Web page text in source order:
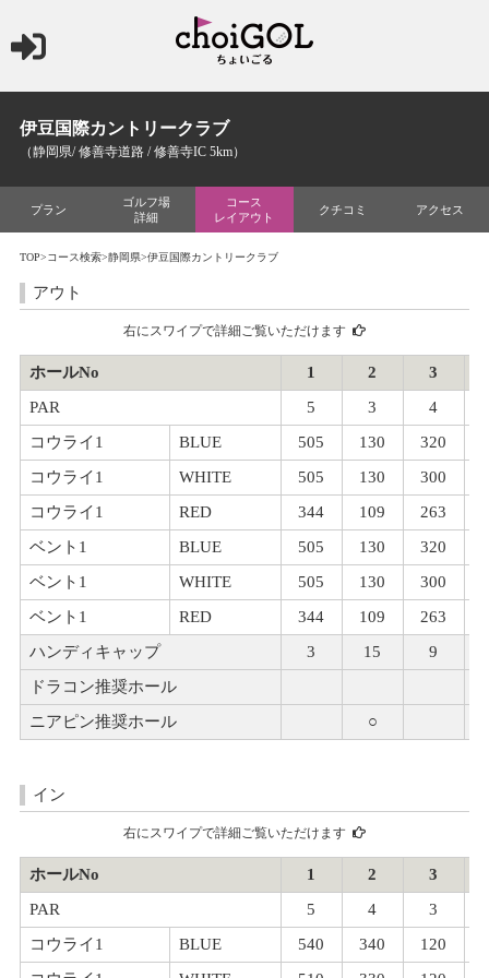
伊豆国際カントリークラブ
（静岡県/ 修善寺道路 / 修善寺IC 5km）
プラン
ゴルフ場
詳細
コース
レイアウト
クチコミ アクセス
TOP>コース検索>静岡県>伊豆国際カントリークラブ
アウト
右にスワイプで詳細ご覧いただけます
ホールNo 1 2
3
PAR
5 3
4
コウライ1
BLUE 505 130 320
コウライ1
WHITE 505 130 300
コウライ1
RED 344 109 263
ベント1
BLUE 505 130 320
ベント1
WHITE 505 130 300
ベント1
RED 344 109 263
ハンディキャップ
3 15 9
ドラコン推奨ホール
ニアピン推奨ホール
○
イン
右にスワイプで詳細ご覧いただけます
ホールNo 1 2
3
PAR
5 4
3
コウライ1
BLUE 540 340 120